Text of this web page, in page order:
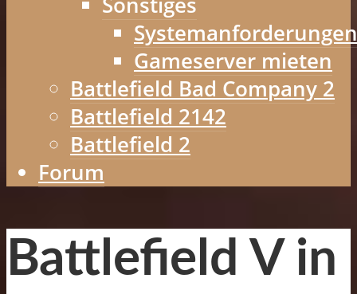
Systemanforderungen
Gameserver mieten
Battlefield Bad Company 2
Battlefield 2142
Battlefield 2
Forum
Battlefield V in